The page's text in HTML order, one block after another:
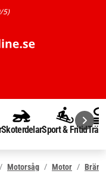
5)
SkoterdelarSport & Fritid
Motorsåg Motor